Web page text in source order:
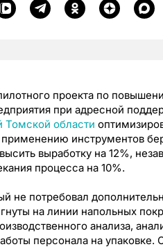
проекта по
при адресной
Томской области
применению инструментов
выработку на 12%,
процесса на 10%.
не потребовал
на линии напольных
анализа,
персонала на упаковке.